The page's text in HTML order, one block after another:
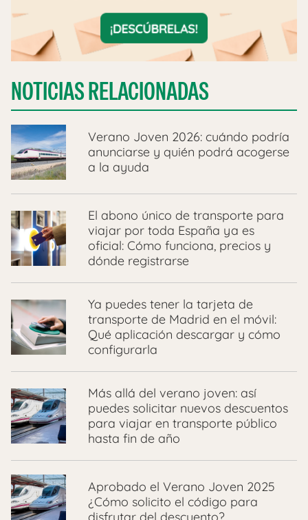
NOTICIAS RELACIONADAS
Verano Joven 2026: cuándo podría
anunciarse y quién podrá acogerse
a la ayuda
El abono único de transporte para
viajar por toda España ya es
oficial: Cómo funciona, precios y
dónde registrarse
Ya puedes tener la tarjeta de
transporte de Madrid en el móvil:
Qué aplicación descargar y cómo
configurarla
Más allá del verano joven: así
puedes solicitar nuevos descuentos
para viajar en transporte público
hasta fin de año
Aprobado el Verano Joven 2025
¿Cómo solicito el código para
disfrutar del descuento?